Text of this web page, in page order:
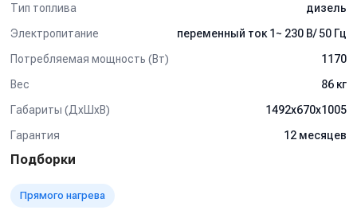
смеси.
- Предохранительный термостат (SAFETY).
- Разъём подключения термостата, гигростата или таймера.
- Камера сгорания из нержавеющей стали AISI 430.
- Автоматическая функция пост вентиляции.
- Топливные трубки в металлической оплетке.
- Ударопрочный стальной бак.
- Крышка топливного бака с поворотным замком.
- Сливная пробка топливного бака.
Применение:
Тип топлива
дизель
Электропитание
переменный ток 1~ 230 В/ 50 Гц
Потребляемая мощность (Вт)
1170
Вес
86 кг
Габариты (ДхШхВ)
1492х670х1005
Гарантия
12 месяцев
Подборки
Прямого нагрева